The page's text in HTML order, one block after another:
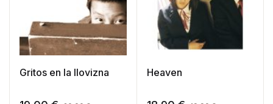
Gritos en la llovizna Heaven